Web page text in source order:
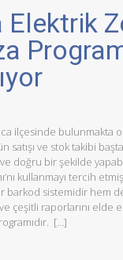
Elektrik
ilçesinde bulunmakta
satışı ve stok takibi
doğru bir şekilde
kullanmayı tercih
barkod sistemidir hem
çeşitli raporlarını elde
[…]